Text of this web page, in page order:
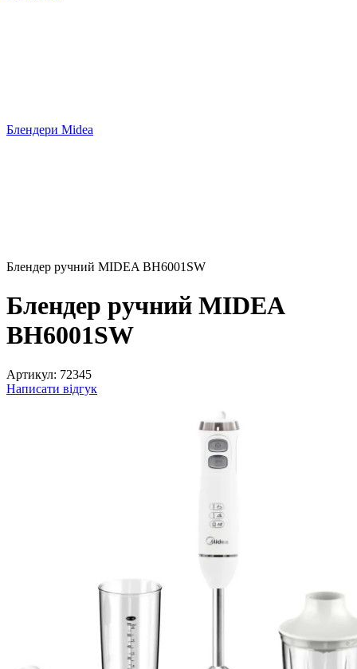
Блендери Midea
Блендер ручний MIDEA BH6001SW
Блендер ручний MIDEA
BH6001SW
Артикул: 72345
Написати відгук